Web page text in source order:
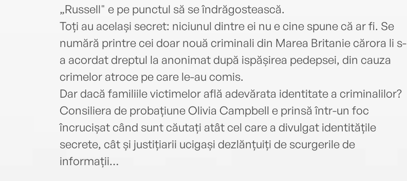
„Russell" e pe punctul să se îndrăgostească.
Toți au același secret: niciunul dintre ei nu e cine spune că ar fi. Se
numără printre cei doar nouă criminali din Marea Britanie cărora li s-
a acordat dreptul la anonimat după ispășirea pedepsei, din cauza
crimelor atroce pe care le-au comis.
Dar dacă familiile victimelor află adevărata identitate a criminalilor?
Consiliera de probațiune Olivia Campbell e prinsă într-un foc
încrucișat când sunt căutați atât cel care a divulgat identitățile
secrete, cât și justițiarii ucigași dezlănțuiți de scurgerile de
informații…